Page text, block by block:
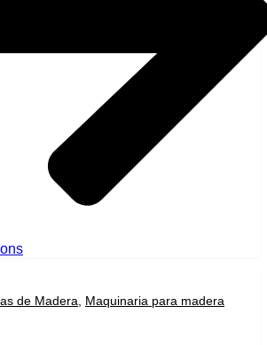
de Madera, Maquinaria para madera